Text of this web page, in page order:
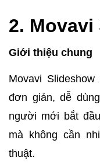
2.
Giới thiệu chung
Movavi
đơn giản, dễ
người mới bắt
mà không cần
thuật.